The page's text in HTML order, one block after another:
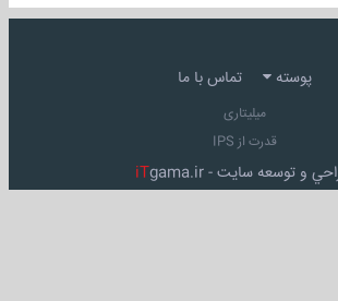
پوسته تماس با ما
میلیتاری
قدرت از IPS
و توسعه سايت - iTgama.ir